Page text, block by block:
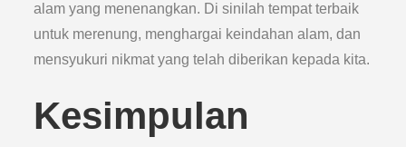
alam yang menenangkan. Di sinilah tempat terbaik
untuk merenung, menghargai keindahan alam, dan
mensyukuri nikmat yang telah diberikan kepada kita.
Kesimpulan